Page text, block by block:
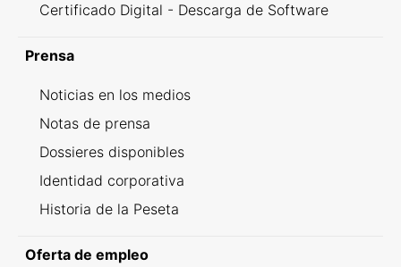
Certificado Digital - Descarga de Software
Prensa
Noticias en los medios
Notas de prensa
Dossieres disponibles
Identidad corporativa
Historia de la Peseta
Oferta de empleo